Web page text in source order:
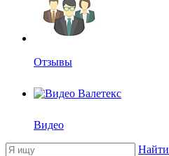
Отзывы
Видео
Найти